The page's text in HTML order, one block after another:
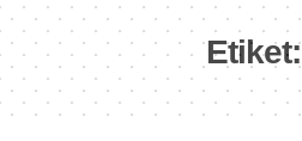
Etiket: